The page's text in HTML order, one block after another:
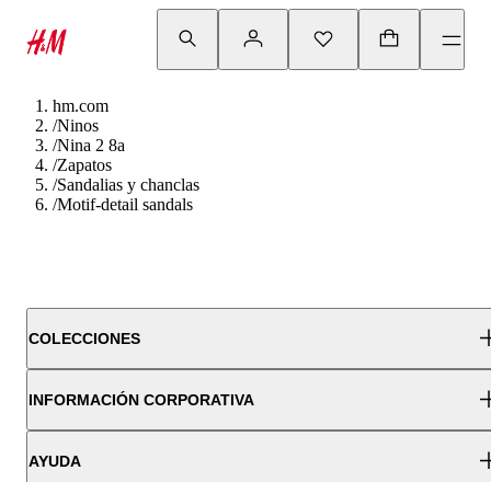
hm.com
/Ninos
/Nina 2 8a
/Zapatos
/Sandalias y chanclas
/Motif-detail sandals
COLECCIONES
INFORMACIÓN CORPORATIVA
AYUDA